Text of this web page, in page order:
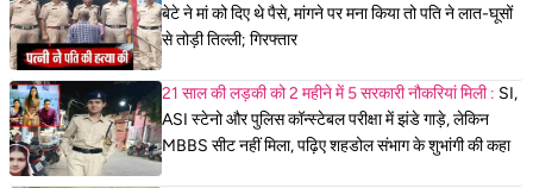
बेटे ने मां को दिए थे पैसे, मांगने पर मना किया तो पति ने लात-घूसों
से तोड़ी तिल्ली; गिरफ्तार
21 साल की लड़की को 2 महीने में 5 सरकारी नौकरियां मिली : SI,
ASI स्टेनो और पुलिस कॉन्स्टेबल परीक्षा में झंडे गाड़े, लेकिन
MBBS सीट नहीं मिला, पढ़िए शहडोल संभाग के शुभांगी की कहा